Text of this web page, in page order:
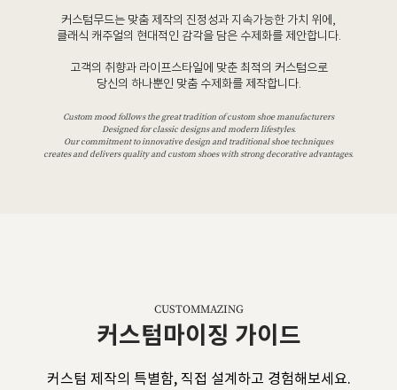
커스텀무드는 맞춤 제작의 진정성과 지속가능한 가치 위에,
클래식 캐주얼의 현대적인 감각을 담은 수제화를 제안합니다.
고객의 취향과 라이프스타일에 맞춘 최적의 커스텀으로
당신의 하나뿐인 맞춤 수제화를 제작합니다.
Custom mood follows the great tradition of custom shoe manufacturers
Designed for classic designs and modern lifestyles.
Our commitment to innovative design and traditional shoe techniques
creates and delivers quality and custom shoes with strong decorative advantages.
CUSTOMMAZING
커스텀마이징 가이드
커스텀 제작의 특별함, 직접 설계하고 경험해보세요.